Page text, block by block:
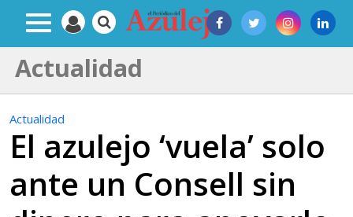
Actualidad
Actualidad
El azulejo ‘vuela’ solo
ante un Consell sin